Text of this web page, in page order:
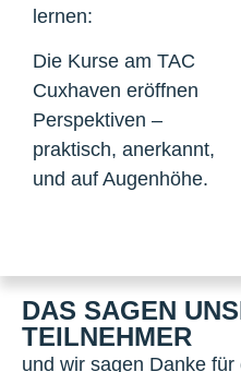
lernen:
Die Kurse am TAC
Cuxhaven eröffnen
Perspektiven –
praktisch, anerkannt,
und auf Augenhöhe.
DAS SAGEN
TEILNEHMER
und wir sagen Danke